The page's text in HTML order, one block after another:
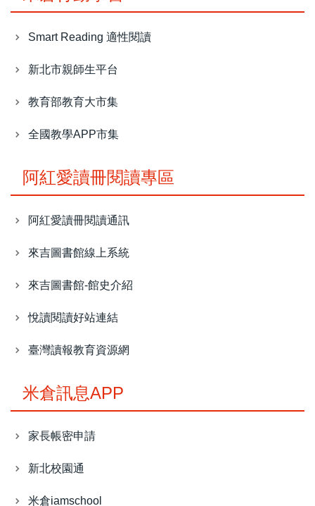
Smart Reading 適性閱讀
新北市親師生平台
教育部教育大市集
全國教學APP市集
阿紅愛讀冊閱讀專區
阿紅愛讀冊閱讀通訊
來吉圖書館線上系統
來吉圖書館-館史介紹
悅讀閱讀好站連結
臺灣讀報教育資源網
米倉訊息APP
家長帳密申請
新北校園通
米倉iamschool